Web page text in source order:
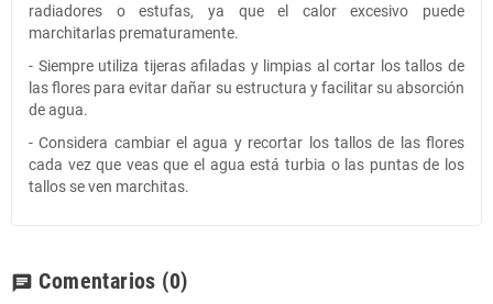
radiadores o estufas, ya que el calor excesivo puede
marchitarlas prematuramente.
- Siempre utiliza tijeras afiladas y limpias al cortar los tallos de
las flores para evitar dañar su estructura y facilitar su absorción
de agua.
- Considera cambiar el agua y recortar los tallos de las flores
cada vez que veas que el agua está turbia o las puntas de los
tallos se ven marchitas.
chat Comentarios (0)